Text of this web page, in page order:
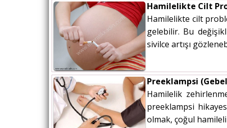
Hamilelikte Cilt
Hamilelikte cilt
gelebilir. Bu
sivilce artışı
Preeklampsi
Hamilelik
preeklampsi
olmak, çoğul